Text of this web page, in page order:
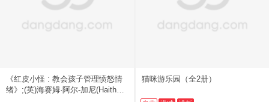
《红皮小怪 : 教会孩子管理愤怒情
绪》;(英)海赛姆·阿尔-加尼(Haitham
猫咪游乐园（全2册）